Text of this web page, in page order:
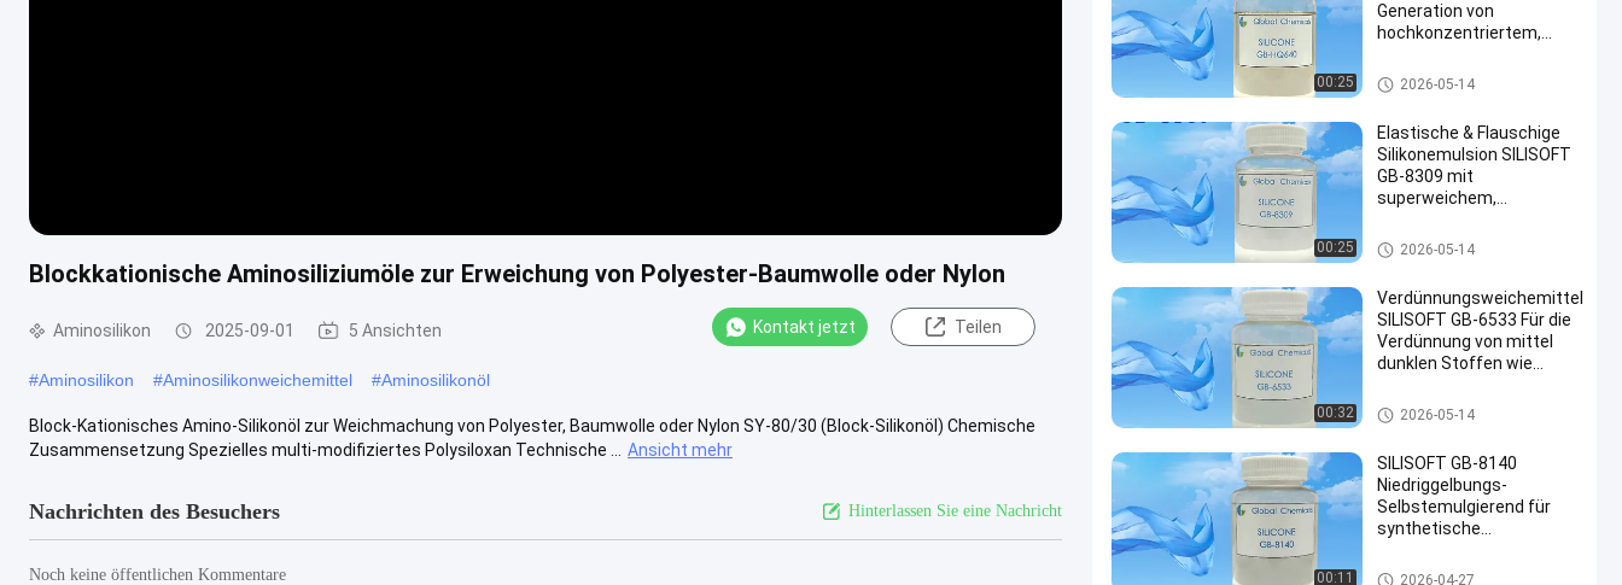
Blockkationische Aminosiliziumöle zur Erweichung von Polyester-Baumwolle oder Nylon
Aminosilikon 2025-09-01 5 Ansichten Kontakt jetzt Teilen
#Aminosilikon #Aminosilikonweichemittel #Aminosilikonöl
Block-Kationisches Amino-Silikonöl zur Weichmachung von Polyester, Baumwolle oder Nylon SY-80/30 (Block-Silikonöl) Chemische
Zusammensetzung Spezielles multi-modifiziertes Polysiloxan Technische ...
Ansicht mehr
Nachrichten des Besuchers Hinterlassen Sie eine Nachricht
Noch keine öffentlichen Kommentare
00:25
Generation von
hochkonzentriertem,
guter
Verdünnungsstabilität
Aminosilikon
2026-05-14
00:25
Elastische & Flauschige
Silikonemulsion SILISOFT
GB-8309 mit
superweichem,
federndem Griffgefühl
Aminosilikon
2026-05-14
00:32
Verdünnungsweichemittel
SILISOFT GB-6533 Für die
Verdünnung von mittel
dunklen Stoffen wie
Vulkanierte schwarze
Stoffe Nylon
Aminosilikon
2026-05-14
00:11
SILISOFT GB-8140
Niedriggelbungs-
Selbstemulgierend für
synthetische
gemischte Stoffe,
Aminosilikon
2026-04-27